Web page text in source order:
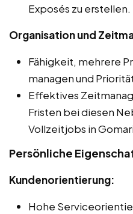
Exposés zu erstellen.
Organisation und
Fähigkeit, mehrere
managen und
Effektives
Fristen bei diesen
Vollzeitjobs in
Persönliche
Kundenorientierung:
Hohe